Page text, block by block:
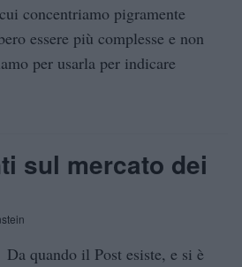
concentriamo pigramente
essere più complesse e non
per usarla per indicare
sul mercato dei
Da quando il Post esiste, e si è